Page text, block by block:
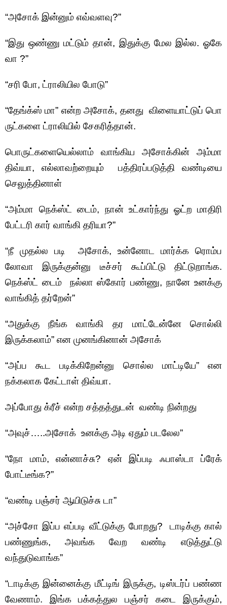
“அசோக் இன்னும் எவ்வளவு?”
“இது ஒண்ணு மட்டும் தான், இதுக்கு மேல இல்ல. ஓகே
வா ?”
“சரி போ, ட்ராலியில போடு”
“தேங்க்ஸ் மா” என்ற அசோக், தனது விளையாட்டுப் பொ
ருட்களை ட்ராலியில் சேகரித்தான்.
பொருட்களையெல்லாம் வாங்கிய அசோக்கின் அம்மா
திவ்யா, எல்லாவற்றையும் பத்திரப்படுத்தி வண்டியை
செலுத்தினாள்
“அம்மா நெக்ஸ்ட் டைம், நான் உட்கார்ந்து ஓட்ற மாதிரி
பேட்டரி கார் வாங்கி தரியா?”
“நீ முதல்ல படி அசோக், உன்னோட மார்க்க ரொம்ப
லோவா இருக்குன்னு டீச்சர் கூப்பிட்டு திட்டுறாங்க.
நெக்ஸ்ட் டைம் நல்லா ஸ்கோர் பண்ணு, நானே உனக்கு
வாங்கித் தர்றேன்”
“அதுக்கு நீங்க வாங்கி தர மாட்டேன்னே சொல்லி
இருக்கலாம்‌” என முனங்கினான் அசோக்
“அப்ப கூட படிக்கிறேன்னு சொல்ல மாட்டியே” என
நக்கலாக கேட்டாள் திவ்யா.
அப்போது க்ரீச் என்ற சத்தத்துடன் வண்டி நின்றது
“அவுச்…..அசோக் உனக்கு அடி ஏதும் படலேல”
“நோ மாம், என்னாச்சு? ஏன் இப்படி ஃபாஸ்டா ப்ரேக்
போட்டீங்க?”
“வண்டி பஞ்சர் ஆயிடுச்சு டா”
“அச்சோ இப்ப எப்படி வீட்டுக்கு போறது? டாடிக்கு கால்
பண்ணுங்க, அவங்க வேற வண்டி எடுத்துட்டு
வந்துடுவாங்க‌”
“டாடிக்கு இன்னைக்கு மீட்டிங் இருக்கு, டிஸ்டர்ப் பண்ண
வேணாம். இங்கபக்கத்துல பஞ்சர் கடை இருக்கும்,